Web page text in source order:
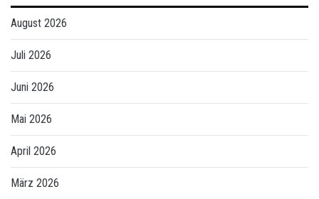
August 2026
Juli 2026
Juni 2026
Mai 2026
April 2026
März 2026